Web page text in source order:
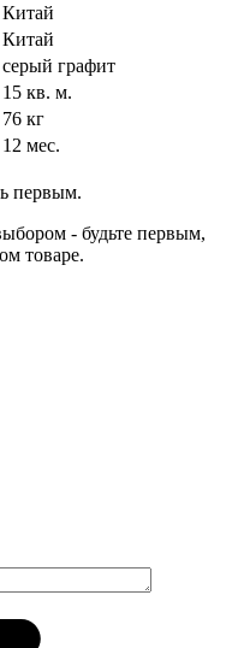
Китай
Китай
серый графит
15 кв. м.
76 кг
12 мес.
первым.
- будьте первым,
товаре.